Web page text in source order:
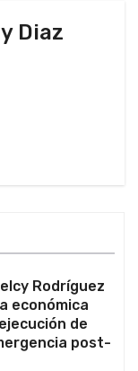
Diaz
Rodríguez
económica
de
post-